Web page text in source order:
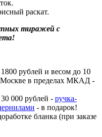
раскат.
тиражей с
рублей и весом до 10
Москве в пределах МКАД -
000 рублей - ручка-
- в подарок!
бланка (при заказе